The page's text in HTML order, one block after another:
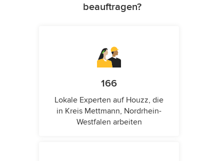
beauftragen?
166
Lokale Experten auf Houzz, die
in Kreis Mettmann, Nordrhein-
Westfalen arbeiten